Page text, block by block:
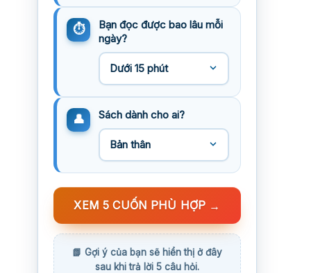
Bạn đọc được bao lâu mỗi
ngày?
Sách dành cho ai?
XEM 5 CUỐN PHÙ HỢP →